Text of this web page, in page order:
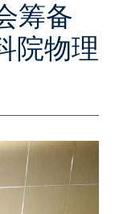
筹备
院物理